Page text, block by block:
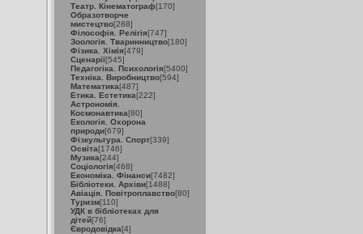
Театр. Кінематограф[170]
Образотворче
мистецтво[288]
Філософія. Релігія[747]
Зоологія. Тваринництво[180]
Фізика. Хімія[479]
Сценарії[545]
Педагогіка. Психологія[5400]
Техніка. Виробництво[594]
Математика[487]
Етика. Естетика[222]
Астрономія.
Космонавтика[80]
Екологія. Охорона
природи[679]
Фізкультура. Спорт[339]
Освіта[1746]
Музика[244]
Соціологія[468]
Економіка. Фінанси[7482]
Бібліотеки. Архіви[1488]
Авіація. Повітроплавство[80]
Туризм[110]
УДК в бібліотеках для
дітей[76]
Євродовідка[4]